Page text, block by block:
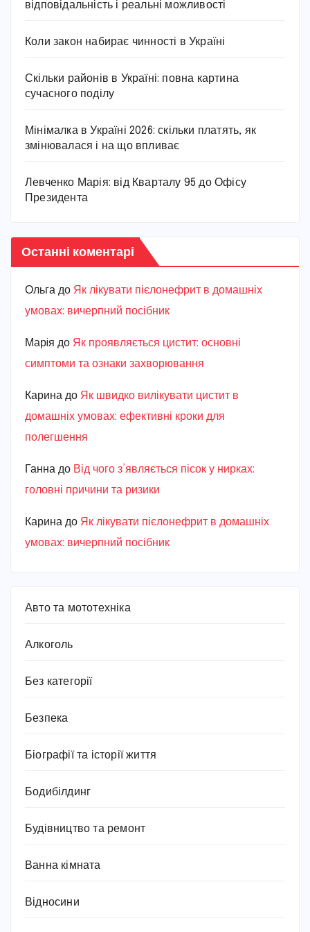
відповідальність і реальні можливості
Коли закон набирає чинності в Україні
Скільки районів в Україні: повна картина
сучасного поділу
Мінімалка в Україні 2026: скільки платять, як
змінювалася і на що впливає
Левченко Марія: від Кварталу 95 до Офісу
Президента
Останні коментарі
Ольга до Як лікувати пієлонефрит в домашніх
умовах: вичерпний посібник
Марiя до Як проявляється цистит: основні
симптоми та ознаки захворювання
Карина до Як швидко вилікувати цистит в
домашніх умовах: ефективні кроки для
полегшення
Ганна до Від чого з’являється пісок у нирках:
головні причини та ризики
Карина до Як лікувати пієлонефрит в домашніх
умовах: вичерпний посібник
Авто та мототехніка
Алкоголь
Без категорії
Безпека
Біографії та історії життя
Бодибілдинг
Будівництво та ремонт
Ванна кімната
Відносини